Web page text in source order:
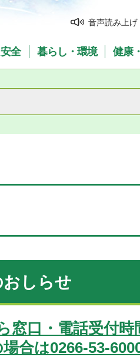
音声読み上げ
全 暮らし・環境 健康
しらせ
窓口・電話受付
合は0266-53-